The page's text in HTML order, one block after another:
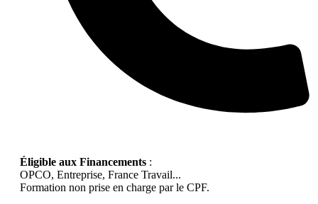
Éligible aux Financements :
OPCO, Entreprise, France Travail...
Formation non prise en charge par le CPF.